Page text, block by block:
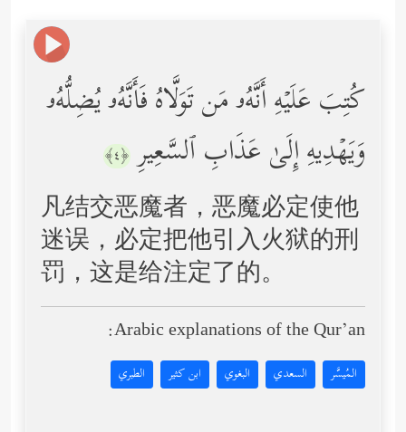
كُتِبَ عَلَیۡهِ أَنَّهُۥ مَن تَوَلَّاهُ فَأَنَّهُۥ یُضِلُّهُۥ
وَیَهۡدِیهِ إِلَىٰ عَذَابِ ٱلسَّعِیرِ ﴿٤﴾
凡结交恶魔者，恶魔必定使他
迷误，必定把他引入火狱的刑
罚，这是给注定了的。
Arabic explanations of the Qur’an:
المُيسَّر السعدي البغوي ابن كثير الطبري